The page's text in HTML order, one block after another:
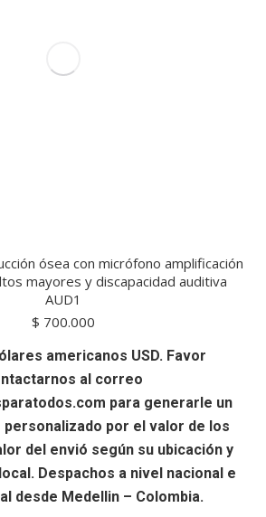
ósea con micrófono amplificación
mayores y discapacidad auditiva
AUD1
$ 700.000
americanos USD. Favor
al correo
para generarle un
personalizado por el valor de los
del envió según su ubicación y
Despachos a nivel nacional e
desde Medellin – Colombia.